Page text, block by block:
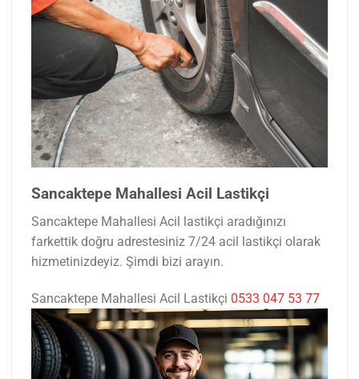
Sancaktepe Mahallesi Acil Lastikçi
Sancaktepe Mahallesi Acil lastikçi aradığınızı
farkettik doğru adrestesiniz 7/24 acil lastikçi olarak
hizmetinizdeyiz. Şimdi bizi arayın.
Sancaktepe Mahallesi Acil Lastikçi 0533 047 53 77